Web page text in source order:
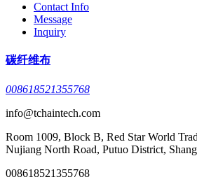
Contact Info
Message
Inquiry
碳纤维布
008618521355768
info@tchaintech.com
Room 1009, Block B, Red Star World
Nujiang North Road, Putuo District,
008618521355768